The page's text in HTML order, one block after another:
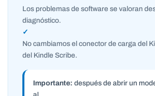
Los problemas de software se valoran
diagnóstico.
✓
No cambiamos el conector de carga del
del Kindle Scribe.
Importante: después de abrir un